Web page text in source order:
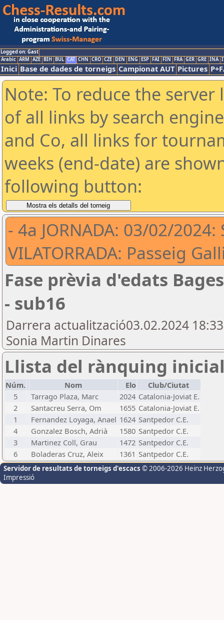
Logged on: Gast
Arabic ARM AZE BIH BUL CAT CHN CRO CZE DEN ENG ESP FAI FIN FRA GER GRE INA
Inici Base de dades de torneigs Campionat AUT Pictures
Note: To reduce the
of all links by search
and Co, all links for
weeks (end-date) are
following button:
- 4a JORNADA: 03/02/2024:
VILATORRADA: Passeig
Fase prèvia d'edats
- sub16
Darrera actualització03.02.2024
Sonia Martin Dinares
Llista del rànquing
Núm. Nom Elo
Club/Ciutat
5
Tarrago Plaza, Marc 2024 Catalonia-Joviat E.
2
Santacreu Serra, Om 1655 Catalonia-Joviat E.
1
Fernandez Loyaga, Anael 1624 Santpedor C.E.
4
Gonzalez Bosch, Adrià 1580 Santpedor C.E.
3
Martinez Coll, Grau 1472 Santpedor C.E.
6
Boladeras Cruz, Aleix 1361 Santpedor C.E.
Servidor de resultats de torneigs d'escacs © 2006-2026 Heinz
Impressió